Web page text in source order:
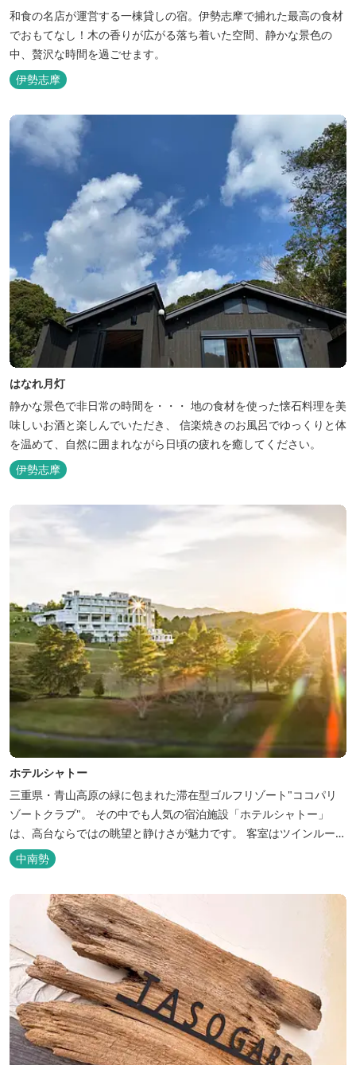
和食の名店が運営する一棟貸しの宿。伊勢志摩で捕れた最高の食材
でおもてなし！木の香りが広がる落ち着いた空間、静かな景色の
中、贅沢な時間を過ごせます。
伊勢志摩
はなれ月灯
静かな景色で非日常の時間を・・・ 地の食材を使った懐石料理を美
味しいお酒と楽しんでいただき、 信楽焼きのお風呂でゆっくりと体
を温めて、自然に囲まれながら日頃の疲れを癒してください。
伊勢志摩
ホテルシャトー
三重県・青山高原の緑に包まれた滞在型ゴルフリゾート"ココパリ
ゾートクラブ"。 その中でも人気の宿泊施設「ホテルシャトー」
は、高台ならではの眺望と静けさが魅力です。 客室はツインルーム
から4〜6名で泊まれる和洋室まで幅広く、旅のスタイルに合わせて
選べます。 天然温泉の大浴場・露天風呂、ロウリュ式サウナで体を
朝は、レス...
中南勢